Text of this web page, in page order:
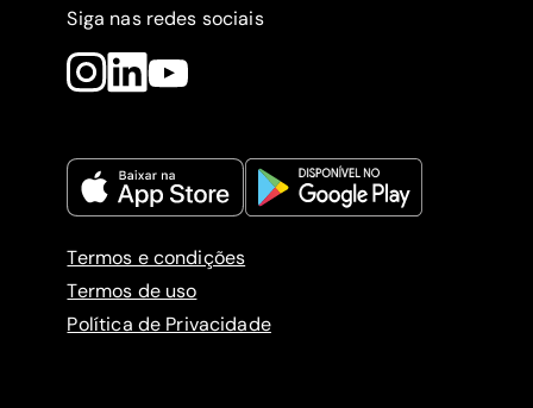
Siga nas redes sociais
Termos e condições
Termos de uso
Política de Privacidade